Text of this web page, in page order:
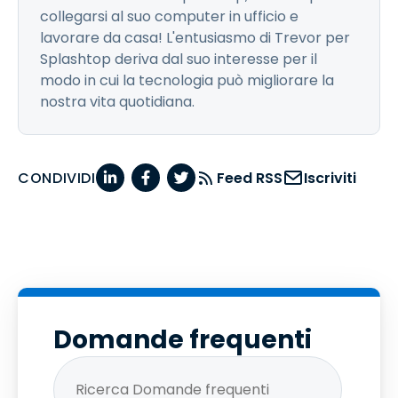
collegarsi al suo computer in ufficio e
lavorare da casa! L'entusiasmo di Trevor per
Splashtop deriva dal suo interesse per il
modo in cui la tecnologia può migliorare la
nostra vita quotidiana.
CONDIVIDI Feed RSS Iscriviti
Domande frequenti